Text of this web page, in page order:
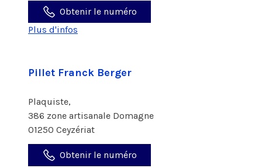
Obtenir le numéro
Plus d'infos
Pillet Franck Berger
Plaquiste,
386 zone artisanale Domagne
01250 Ceyzériat
Obtenir le numéro